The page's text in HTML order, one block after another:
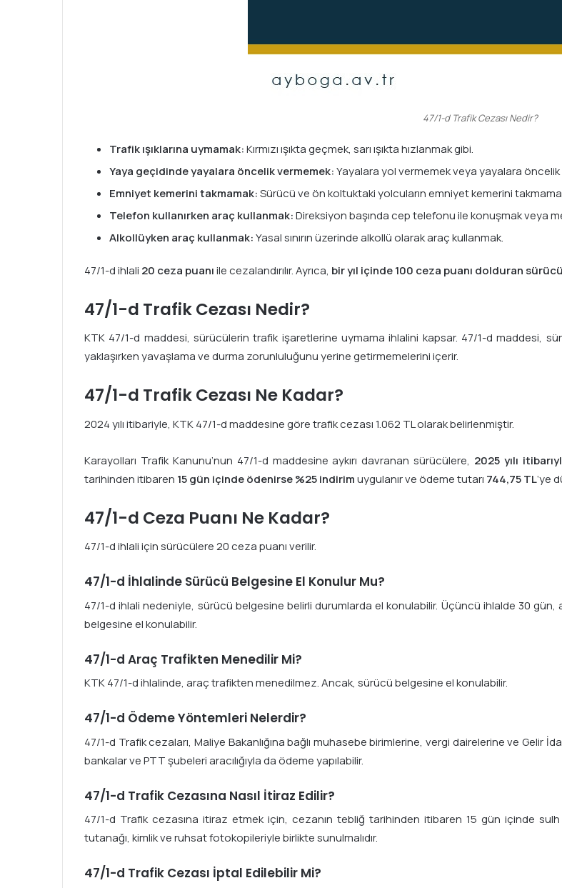
47/1-d Trafik Cezası Nedir?
Trafik ışıklarına uymamak:Kırmızı ışıkta geçmek, sarı ışıkta hızlanmak gibi.
Yaya geçidinde yayalara öncelik vermemek:Yayalara yol vermemek veya yayalara
Emniyet kemerini takmamak:Sürücü ve ön koltuktaki yolcuların emniyet kemerini
Telefon kullanırken araç kullanmak:Direksiyon başında cep telefonu ile konuşmak veya
Alkollüyken araç kullanmak:Yasal sınırın üzerinde alkollü olarak araç kullanmak.
47/1-d ihlali 20 ceza puanıile cezalandırılır. Ayrıca, bir yıl içinde 100 ceza puanı dolduran
47/1-d Trafik Cezası Nedir?
KTK 47/1-d maddesi, sürücülerin trafik işaretlerine uymama ihlalini kapsar. 47/1-d maddesi,
yaklaşırken yavaşlama ve durma zorunluluğunu yerine getirmemelerini içerir.
47/1-d Trafik Cezası Ne Kadar?
2024 yılı itibariyle, KTK 47/1-d maddesine göre trafik cezası 1.062 TL olarak belirlenmiştir.
Karayolları Trafik Kanunu’nun 47/1-d maddesine aykırı davranan sürücülere, 2025 yılı
tarihinden itibaren 15 gün içinde ödenirse %25 indirimuygulanır ve ödeme tutarı 744,75 TL‘ye
47/1-d Ceza Puanı Ne Kadar?
47/1-d ihlali için sürücülere 20 ceza puanı verilir.
47/1-d İhlalinde Sürücü Belgesine El Konulur Mu?
47/1-d ihlali nedeniyle, sürücü belgesine belirli durumlarda el konulabilir. Üçüncü ihlalde 30
belgesine el konulabilir.
47/1-d Araç Trafikten Menedilir Mi?
KTK 47/1-d ihlalinde, araç trafikten menedilmez. Ancak, sürücü belgesine el konulabilir.
47/1-d Ödeme Yöntemleri Nelerdir?
47/1-d Trafik cezaları, Maliye Bakanlığına bağlı muhasebe birimlerine, vergi dairelerine ve Gelir
bankalar ve PTT şubeleri aracılığıyla da ödeme yapılabilir.
47/1-d Trafik Cezasına Nasıl İtiraz Edilir?
47/1-d Trafik cezasına itiraz etmek için, cezanın tebliğ tarihinden itibaren 15 gün içinde sulh
tutanağı, kimlik ve ruhsat fotokopileriyle birlikte sunulmalıdır.
47/1-d Trafik Cezası İptal Edilebilir Mi?